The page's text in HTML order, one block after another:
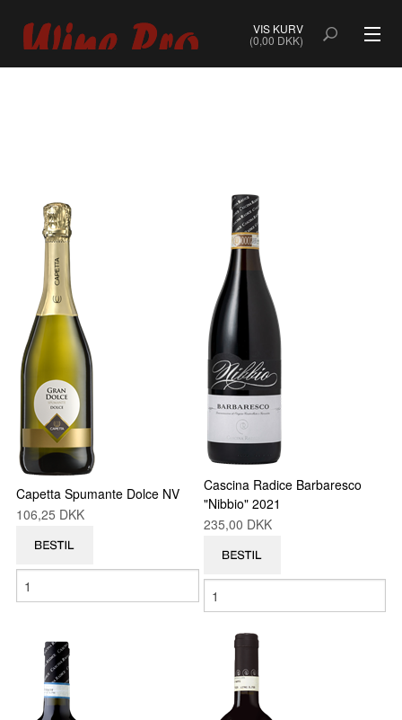
VIS KURV
(0,00 DKK)
HVIDVIN
RØDVIN
DESSERTVIN & PORTVIN
NATURVIN & ORANGEVIN
ØKOLOGISK VIN
VINE MED AWARDS
PRISLISTE
VILKÅR NYHED
SMAGEBAR
TILBUD KONTAKT
Capetta Spumante Dolce NV
106,25 DKK
Cascina Radice Barbaresco
"Nibbio" 2021
235,00 DKK